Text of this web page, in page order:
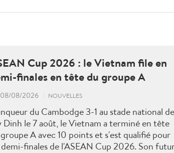
Cup 2026 : le Vietnam file en
finales en tête du groupe A
08/08/2026 NOUVELLES
du Cambodge 3-1 au stade national de
Dinh le 7 août, le Vietnam a terminé en tête
A avec 10 points et s'est qualifié pour
demi-finales de l'ASEAN Cup 2026. Son